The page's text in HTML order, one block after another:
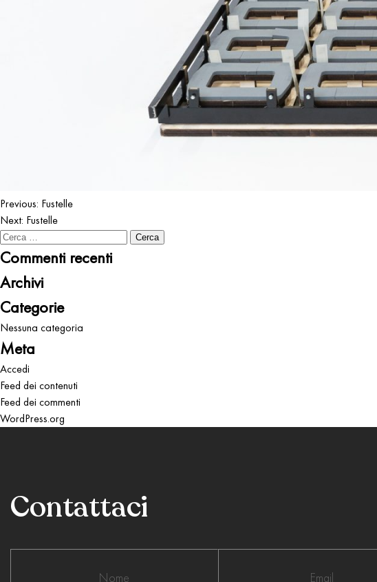
Navigazione
articoli
Previous: Fustelle
Next: Fustelle
Ricerca
per:
Commenti recenti
Archivi
Categorie
Nessuna categoria
Meta
Accedi
Feed dei contenuti
Feed dei commenti
WordPress.org
Contattaci